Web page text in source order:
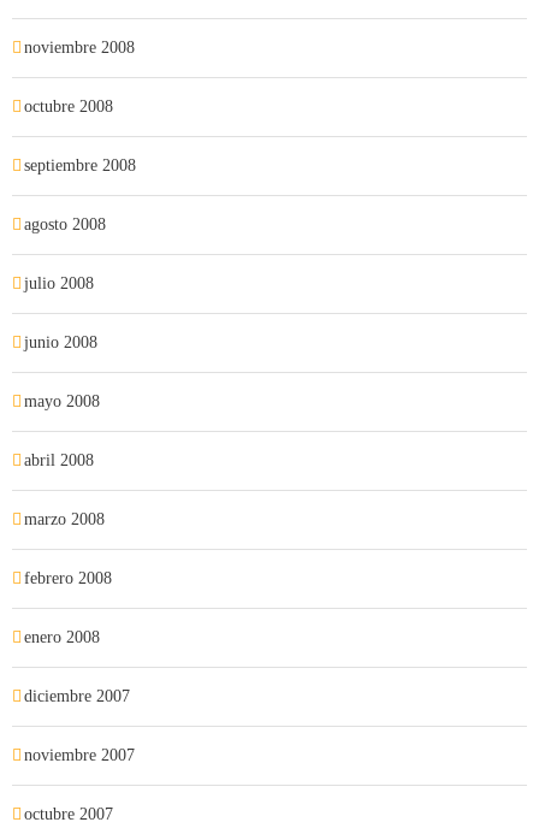
noviembre 2008
octubre 2008
septiembre 2008
agosto 2008
julio 2008
junio 2008
mayo 2008
abril 2008
marzo 2008
febrero 2008
enero 2008
diciembre 2007
noviembre 2007
octubre 2007